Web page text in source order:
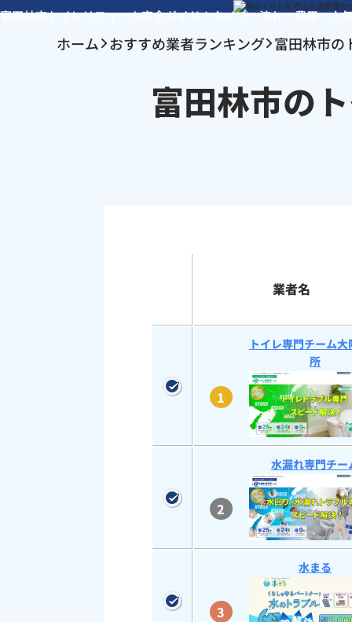
富田林市トイレリフォーム完全ガイド！タイプ・流れ・費用・人
ホーム おすすめ業者ランキング 富田林市の
富田林市の
業者名
1
トイレ専門チーム
所
2
水漏れ専門チー
3
水まる